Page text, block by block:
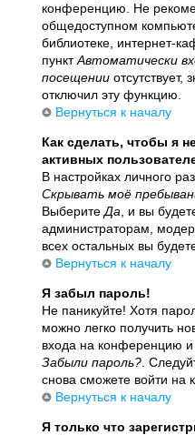
конференцию. Не
общедоступном
библиотеке, интернет-
пунктАвтоматически
посещении отсутствует,
отключил эту функцию.
Вернуться к началу
Как сделать, чтобы я
активных
В настройках личного
Скрывать моё
ВыберитеДа , и вы
администраторам,
всех остальных вы
Вернуться к началу
Я забыл пароль!
Не паникуйте! Хотя
можно легко получить
входа на конференцию
Забыли пароль? .
снова сможете войти на
Вернуться к началу
Я только что